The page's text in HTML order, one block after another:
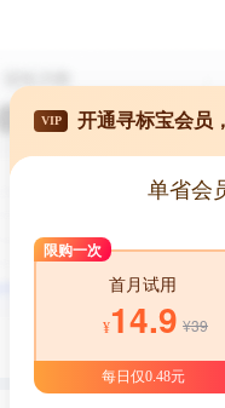
VIP 开通寻标宝会员
单省会
限购一次
首月试用
¥14.9 ¥39
每日仅0.48元